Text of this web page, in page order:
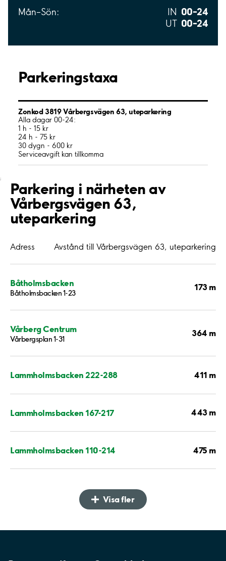
Mån–Sön: IN 00–24
UT 00–24
Parkeringstaxa
Zonkod 3819 Vårbergsvägen 63, uteparkering
Alla dagar 00-24:
1 h - 15 kr
24 h - 75 kr
30 dygn - 600 kr
Serviceavgift kan tillkomma
;
Parkering i närheten av
Vårbergsvägen 63,
uteparkering
Adress Avstånd till Vårbergsvägen 63, uteparkering
Båtholmsbacken
Båtholmsbacken 1-23
173 m
Vårberg Centrum
Vårbergsplan 1-31
364 m
Lammholmsbacken 222-288 411 m
Lammholmsbacken 167-217 443 m
Lammholmsbacken 110-214 475 m
Visa fler